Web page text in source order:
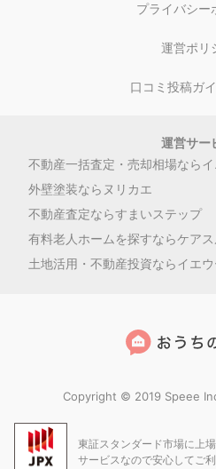
プライバシー
運営ポリ
口コミ投稿ガ
運営サー
不動産一括査定・売却相場なら
外壁塗装ならヌリカエ
不動産査定ならすまいステップ
有料老人ホームを探すならケア
土地活用・不動産投資ならイエ
Copyright © 2019 Speee
東証スタンダード市場に上
サービスなので安心してご利